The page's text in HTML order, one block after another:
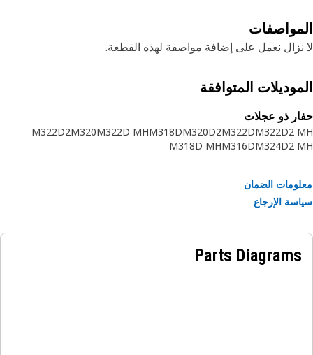
نعمل على إضافة مواصفة لهذه القطعة.
المتوافقة
ذو عجلات
M322D2
M322D
M320D2
M318D
M322D MH
M320
M322D2
M324D2
M316D
M318D MH
الضمان
الإرجاع
Parts Diagrams